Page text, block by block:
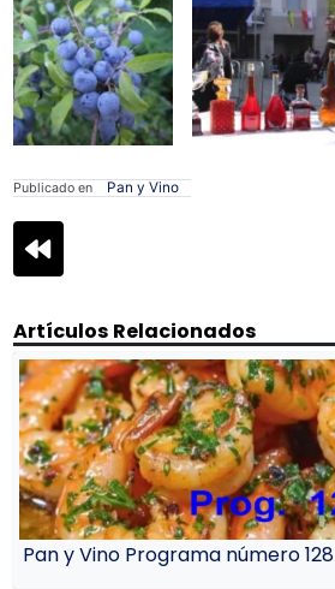
Publicado en Pan y Vino
Navegación
de
Artículos Relacionados
Pan y Vino Programa número 128